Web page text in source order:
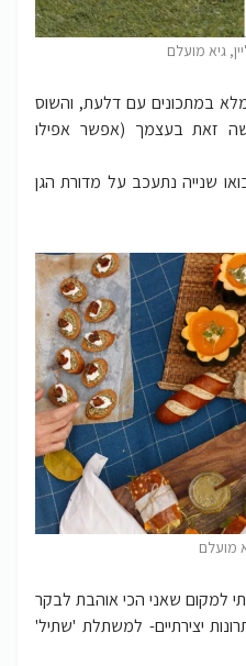
גיא מועלם
מלא במתכונים עם דלעת, והשוס
זאת בעצמך (אפשר אפילו
שנייה נתעכב על מדורת הגן
מועלם
למקום שאני הכי אוהבת לבקר
יצירתיים- למשתלת 'שתיל'